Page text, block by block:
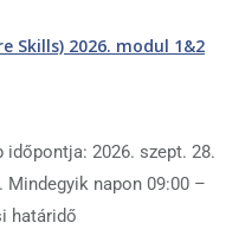
Skills) 2026. modul 1&2
időpontja: 2026. szept. 28.
napon 09:00 –
határidő